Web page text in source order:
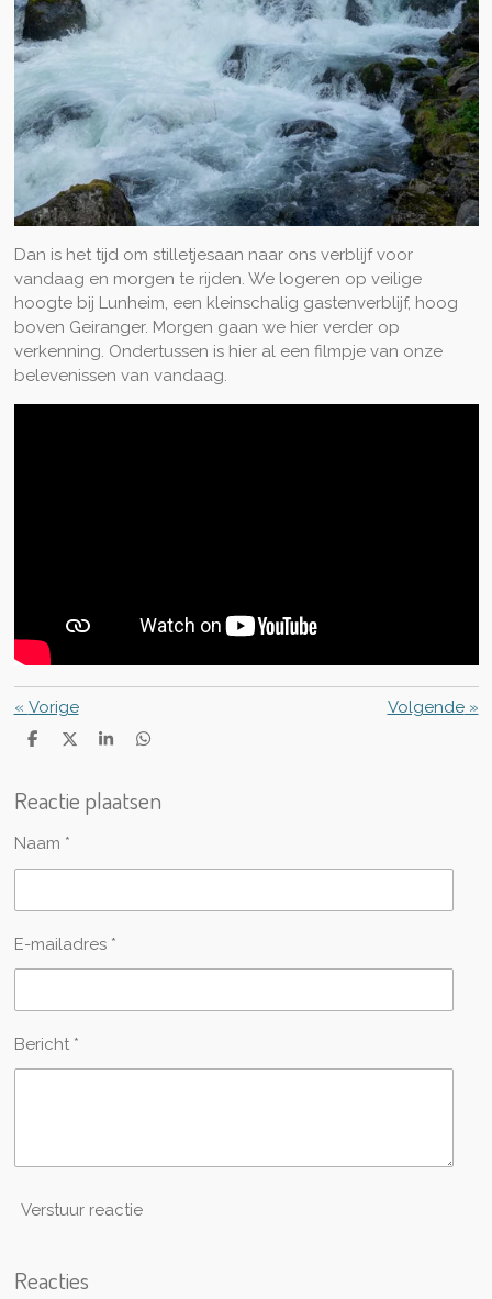
Dan is het tijd om stilletjesaan naar ons verblijf voor
vandaag en morgen te rijden. We logeren op veilige
hoogte bij Lunheim, een kleinschalig gastenverblijf, hoog
boven Geiranger. Morgen gaan we hier verder op
verkenning. Ondertussen is hier al een filmpje van onze
belevenissen van vandaag.
« Vorige Volgende»
D
n
D
l
S
e
D
n
Reactie plaatsen
Naam *
E-mailadres *
Bericht *
Verstuur reactie
Reacties